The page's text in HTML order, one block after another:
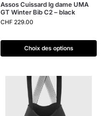
Assos Cuissard lg dame UMA
GT Winter Bib C2 – black
CHF 229.00
Choix des options